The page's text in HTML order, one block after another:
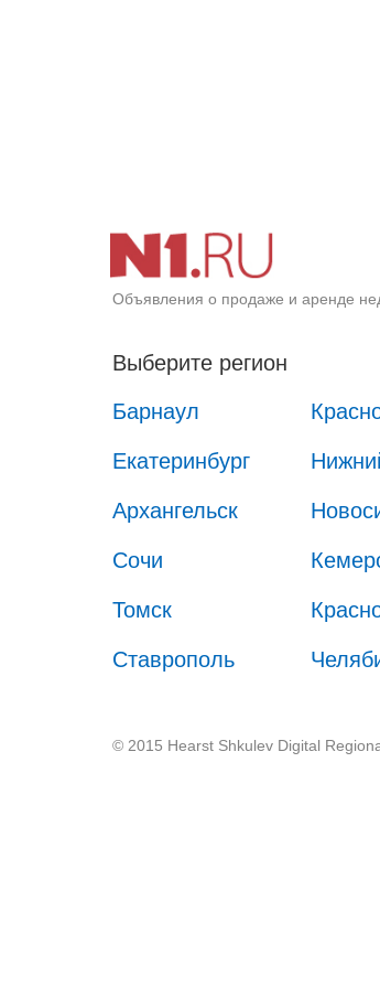
Объявления о продаже и аренде
Выберите регион
Барнаул
Екатеринбург
Архангельск
Сочи
Томск
Ставрополь
© 2015 Hearst Shkulev Digital